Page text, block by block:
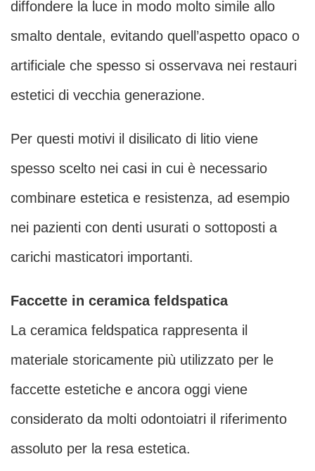
diffondere la luce in modo molto simile allo
smalto dentale, evitando quell’aspetto opaco o
artificiale che spesso si osservava nei restauri
estetici di vecchia generazione.
Per questi motivi il disilicato di litio viene
spesso scelto nei casi in cui è necessario
combinare estetica e resistenza, ad esempio
nei pazienti con denti usurati o sottoposti a
carichi masticatori importanti.
Faccette in ceramica feldspatica
La ceramica feldspatica rappresenta il
materiale storicamente più utilizzato per le
faccette estetiche e ancora oggi viene
considerato da molti odontoiatri il riferimento
assoluto per la resa estetica.